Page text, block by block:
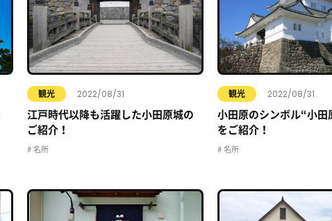
観光 2022/08/31
江戸時代以降も活躍した小田原城の
ご紹介！
名所
観光 2022/08/31
小田原のシンボル“小田
をご紹介！
名所